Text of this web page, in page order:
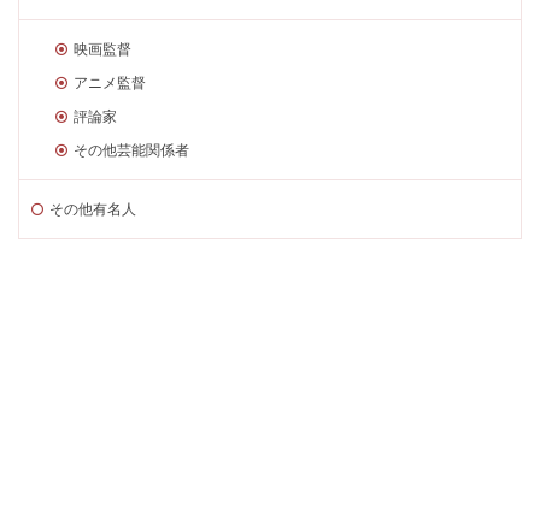
映画監督
アニメ監督
評論家
その他芸能関係者
その他有名人